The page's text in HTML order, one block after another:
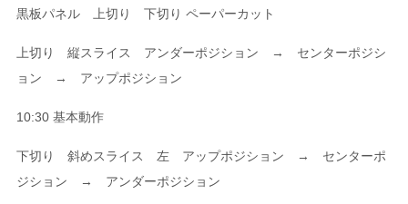
黒板パネル 上切り 下切り ペーパーカット
上切り 縦スライス アンダーポジション → センターポジシ
ョン → アップポジション
10:30 基本動作
下切り 斜めスライス 左 アップポジション → センターポ
ジション → アンダーポジション